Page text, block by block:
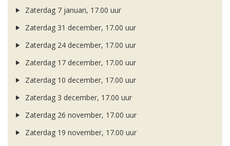
Zaterdag 7 januari, 17.00 uur
Zaterdag 31 december, 17.00 uur
Zaterdag 24 december, 17.00 uur
Zaterdag 17 december, 17.00 uur
Zaterdag 10 december, 17.00 uur
Zaterdag 3 december, 17.00 uur
Zaterdag 26 november, 17.00 uur
Zaterdag 19 november, 17.00 uur